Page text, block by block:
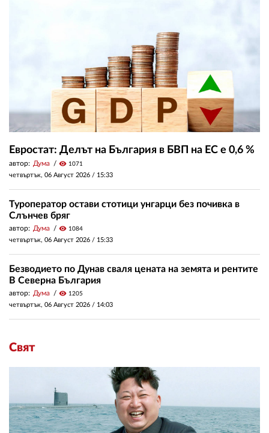
Евростат: Делът на България в БВП на ЕС е 0,6 %
автор: Дума visibility 1071
четвъртък, 06 Август 2026 / 15:33
Туроператор остави стотици унгарци без почивка в
Слънчев бряг
автор: Дума visibility 1084
четвъртък, 06 Август 2026 / 15:33
Безводието по Дунав сваля цената на земята и рентите
В Северна България
автор: Дума visibility 1205
четвъртък, 06 Август 2026 / 14:03
Свят